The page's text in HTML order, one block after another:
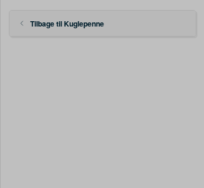
Tilbage til Kuglepenne